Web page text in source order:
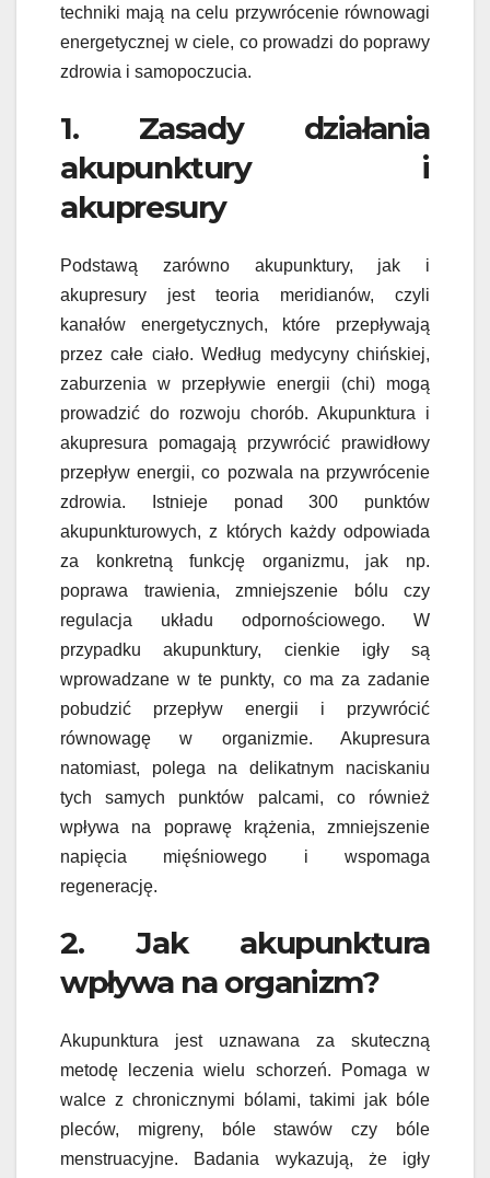
techniki mają na celu przywrócenie równowagi
energetycznej w ciele, co prowadzi do poprawy
zdrowia i samopoczucia.
1. Zasady działania
akupunktury i
akupresury
Podstawą zarówno akupunktury, jak i
akupresury jest teoria meridianów, czyli
kanałów energetycznych, które przepływają
przez całe ciało. Według medycyny chińskiej,
zaburzenia w przepływie energii (chi) mogą
prowadzić do rozwoju chorób. Akupunktura i
akupresura pomagają przywrócić prawidłowy
przepływ energii, co pozwala na przywrócenie
zdrowia. Istnieje ponad 300 punktów
akupunkturowych, z których każdy odpowiada
za konkretną funkcję organizmu, jak np.
poprawa trawienia, zmniejszenie bólu czy
regulacja układu odpornościowego. W
przypadku akupunktury, cienkie igły są
wprowadzane w te punkty, co ma za zadanie
pobudzić przepływ energii i przywrócić
równowagę w organizmie. Akupresura
natomiast, polega na delikatnym naciskaniu
tych samych punktów palcami, co również
wpływa na poprawę krążenia, zmniejszenie
napięcia mięśniowego i wspomaga
regenerację.
2. Jak akupunktura
wpływa na organizm?
Akupunktura jest uznawana za skuteczną
metodę leczenia wielu schorzeń. Pomaga w
walce z chronicznymi bólami, takimi jak bóle
pleców, migreny, bóle stawów czy bóle
menstruacyjne. Badania wykazują, że igły